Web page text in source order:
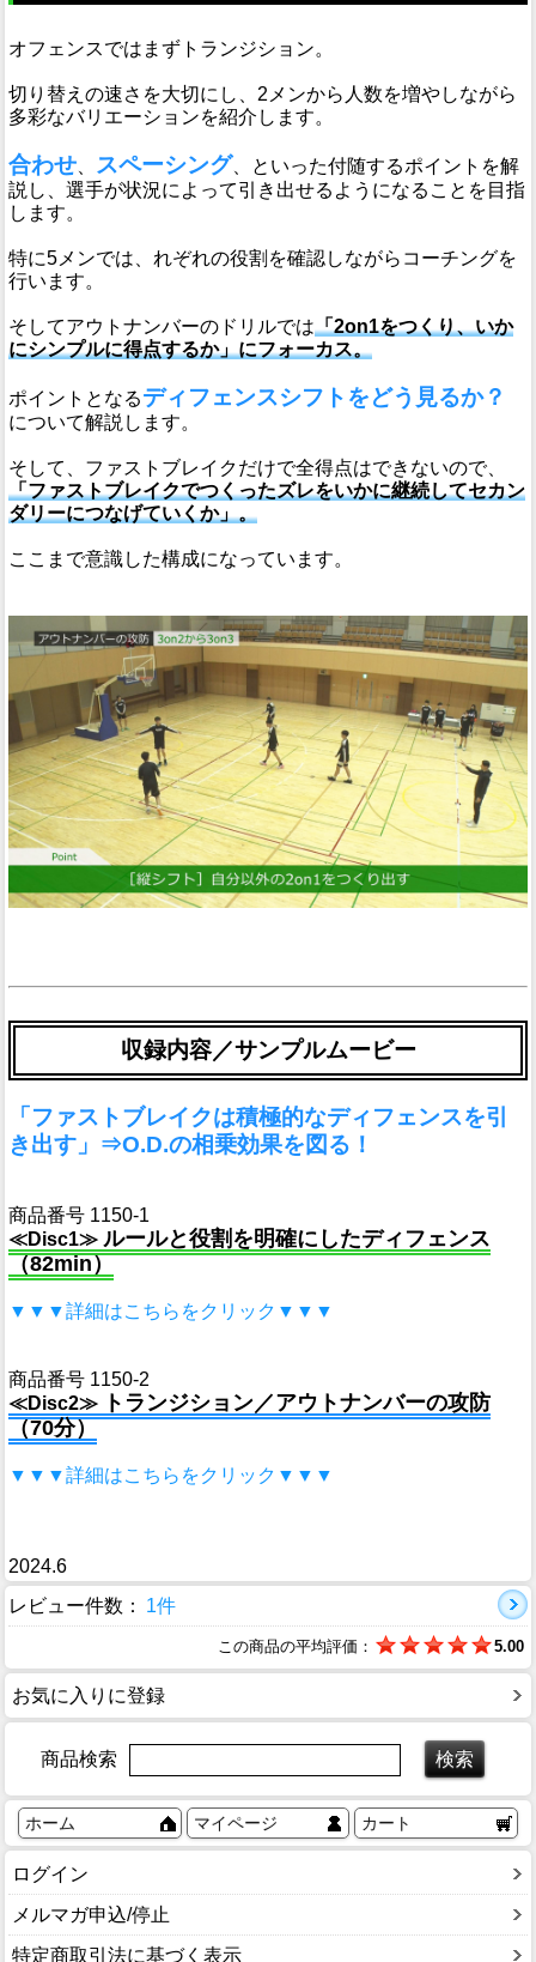
オフェンスではまずトランジション。
切り替えの速さを大切にし、2メンから人数を増やしながら
多彩なバリエーションを紹介します。
合わせ スペーシング 、といった付随するポイントを解
説し、選手が状況によって引き出せるようになることを目指
します。
特に5メンでは、れぞれの役割を確認しながらコーチングを
行います。
そしてアウトナンバーのドリルでは「2on1をつくり、いか
にシンプルに得点するか」にフォーカス。
ポイントとなるディフェンスシフトをどう見るか？
について解説します。
そして、ファストブレイクだけで全得点はできないので、
「ファストブレイクでつくったズレをいかに継続してセカン
ダリーにつなげていくか」。
ここまで意識した構成になっています。
収録内容／サンプルムービー
「ファストブレイクは積極的なディフェンスを引
き出す」⇒O.D.の相乗効果を図る！
商品番号 1150-1
≪Disc1≫ ルールと役割を明確にしたディフェンス
（82min）
▼▼▼詳細はこちらをクリック▼▼▼
商品番号 1150-2
≪Disc2≫ トランジション／アウトナンバーの攻防
（70分）
▼▼▼詳細はこちらをクリック▼▼▼
2024.6
レビュー件数：
1件
この商品の平均評価： 5.00
お気に入りに登録
商品検索
ホーム マイページ カート
ログイン
メルマガ申込/停止
特定商取引法に基づく表示